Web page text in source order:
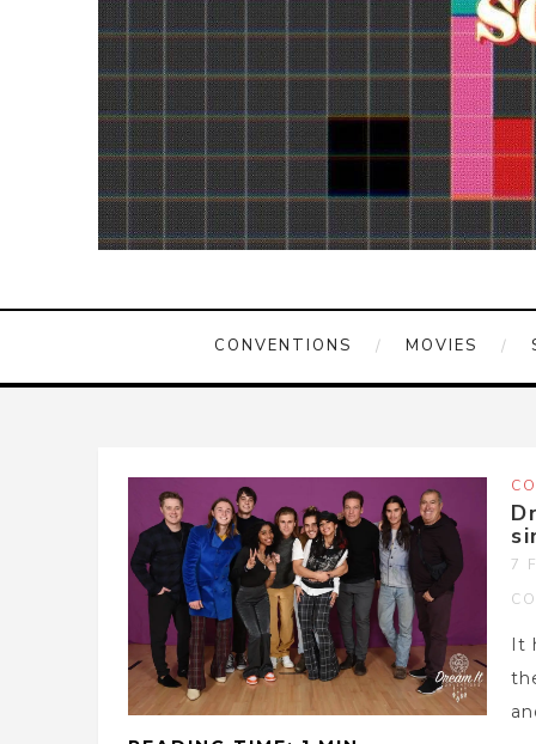
CONVENTIONS MOVIES
7
It